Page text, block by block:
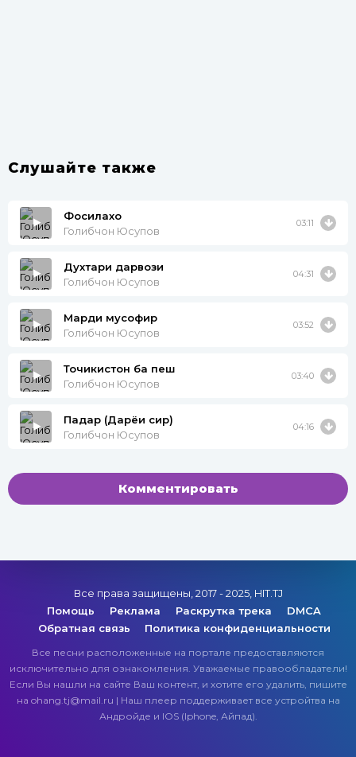
Слушайте также
Фосилахо
Голибчон Юсупов
03:11
Духтари дарвози
Голибчон Юсупов
04:31
Марди мусофир
Голибчон Юсупов
03:52
Точикистон ба пеш
Голибчон Юсупов
03:40
Падар (Дарёи сир)
Голибчон Юсупов
04:16
Комментировать
Все права защищены, 2017 - 2025, HIT.TJ
Помощь
Реклама Раскрутка трека
DMCA
Обратная связь
Политика конфиденциальности
Все песни расположенные на портале предоставляются
исключительно для ознакомления. Уважаемые правообладатели!
Если Вы нашли на сайте Ваш контент, и хотите его удалить, пишите
на ohang.tj@mail.ru | Наш плеер поддерживает все устройтва на
Андройде и IOS (Iphone, Айпад).